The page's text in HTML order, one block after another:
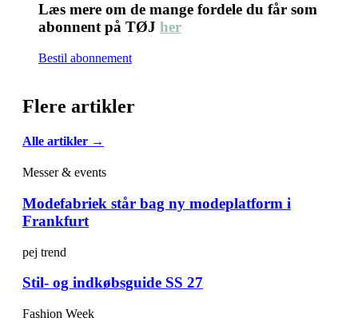
Læs mere om de mange fordele du får som
abonnent på TØJ her
Bestil abonnement
Flere artikler
Alle artikler →
Messer & events
Modefabriek står bag ny modeplatform i
Frankfurt
pej trend
Stil- og indkøbsguide SS 27
Fashion Week